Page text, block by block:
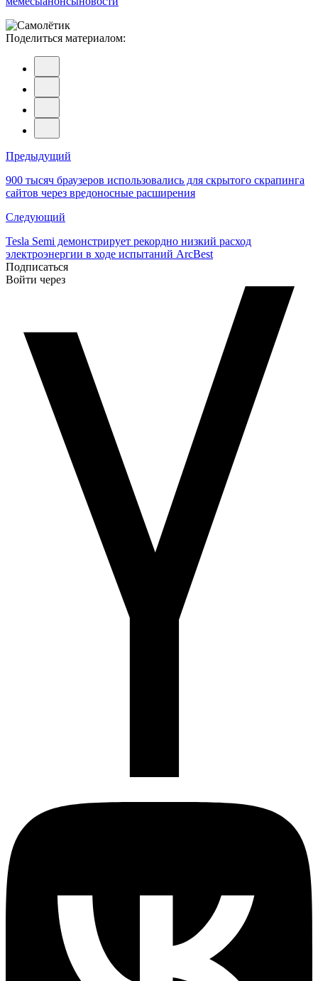
Поделиться материалом:
Навигация
по
записям
Предыдущий
900 тысяч браузеров использовались для скрытого скрапинга
сайтов через вредоносные расширения
Следующий
Tesla Semi демонстрирует рекордно низкий расход
электроэнергии в ходе испытаний ArcBest
Подписаться
Войти через